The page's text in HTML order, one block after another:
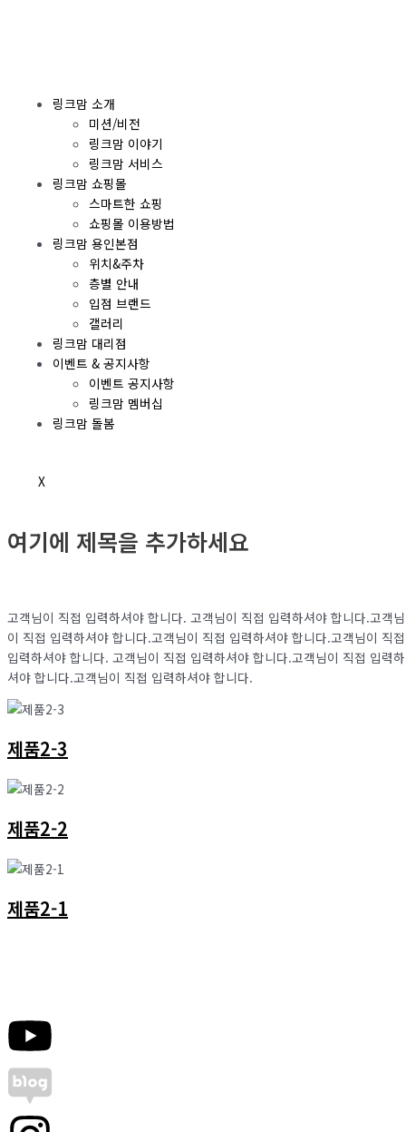
링크맘 소개
미션/비전
링크맘 이야기
링크맘 서비스
링크맘 쇼핑몰
스마트한 쇼핑
쇼핑몰 이용방법
링크맘 용인본점
위치&주차
층별 안내
입점 브랜드
갤러리
링크맘 대리점
이벤트 & 공지사항
이벤트 공지사항
링크맘 멤버십
링크맘 돌봄
X
여기에 제목을 추가하세요
고객님이 직접 입력하셔야 합니다. 고객님이 직접 입력하셔야 합니다.고객님
이 직접 입력하셔야 합니다.고객님이 직접 입력하셔야 합니다.고객님이 직접
입력하셔야 합니다. 고객님이 직접 입력하셔야 합니다.고객님이 직접 입력하
셔야 합니다.고객님이 직접 입력하셔야 합니다.
제품2-3
제품2-2
제품2-1